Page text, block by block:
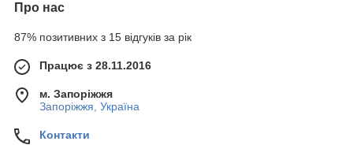
Про нас
87% позитивних з 15 відгуків за рік
Працює з 28.11.2016
м. Запоріжжя
Запоріжжя, Україна
Контакти